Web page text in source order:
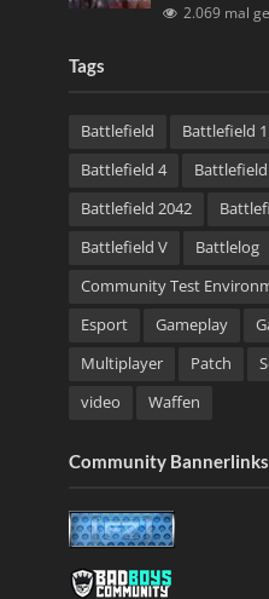
2.069 mal
Tags
Battlefield Battlefield 1
Battlefield 4
Battlefield 2042
Battlefield V
Battlelog
Community Test
Esport
Gameplay
Multiplayer
Patch
video
Waffen
Community Bannerlinks